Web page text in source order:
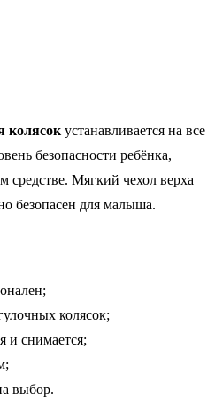
колясок устанавливается на все
безопасности ребёнка,
средстве. Мягкий чехол верха
безопасен для малыша.
колясок;
и снимается;
выбор.